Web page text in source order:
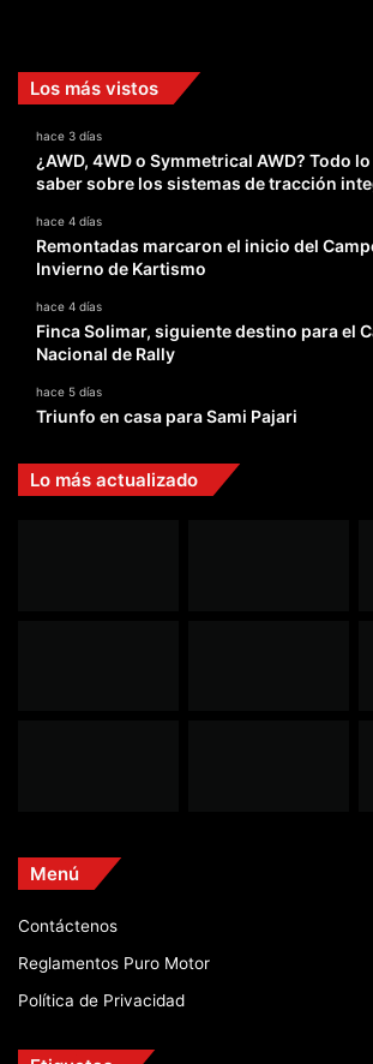
Los más vistos
hace 3 días
¿AWD, 4WD o Symmetrical AWD? Todo
saber sobre los sistemas de tracción
hace 4 días
Remontadas marcaron el inicio del
Invierno de Kartismo
hace 4 días
Finca Solimar, siguiente destino para el
Nacional de Rally
hace 5 días
Triunfo en casa para Sami Pajari
Lo más actualizado
Menú
Contáctenos
Reglamentos Puro Motor
Política de Privacidad